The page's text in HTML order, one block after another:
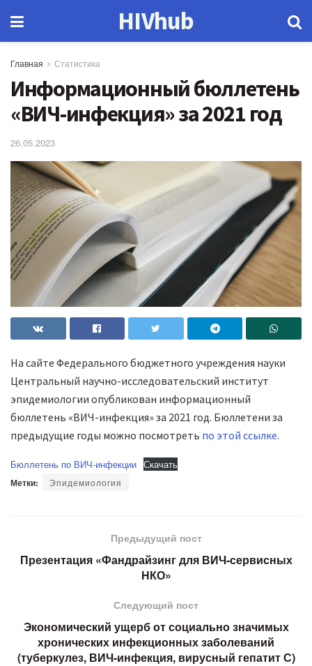
HIVhub
Главная Статистика
Информационный бюллетень
«ВИЧ-инфекция» за 2021 год
26.05.2023
На сайте Федерального бюджетного учреждения науки
Центральный научно-исследовательский институт
эпидемиологии опубликован информационный
бюллетень «ВИЧ-инфекция» за 2021 год. Бюллетени за
предыдущие годы можно посмотреть по этой ссылке.
Бюллетень по ВИЧ-инфекции Скачать
Метки: Эпидемиология
Предыдущий пост
Презентация «Фандрайзинг для ВИЧ-сервисных
НКО»
Следующий пост
Экономический ущерб от социально значимых
хронических инфекционных заболеваний
(туберкулез, ВИЧ-инфекция, вирусный гепатит С)